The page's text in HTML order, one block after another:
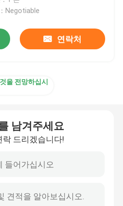
Negotiable
연락처
을 전망하십시
남겨주세요
락 드리겠습니다!